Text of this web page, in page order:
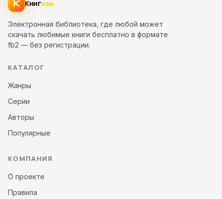
Книгизм
Электронная библиотека, где любой может
скачать любимые книги бесплатно в формате
fb2 — без регистрации.
КАТАЛОГ
Жанры
Серии
Авторы
Популярные
КОМПАНИЯ
О проекте
Правила